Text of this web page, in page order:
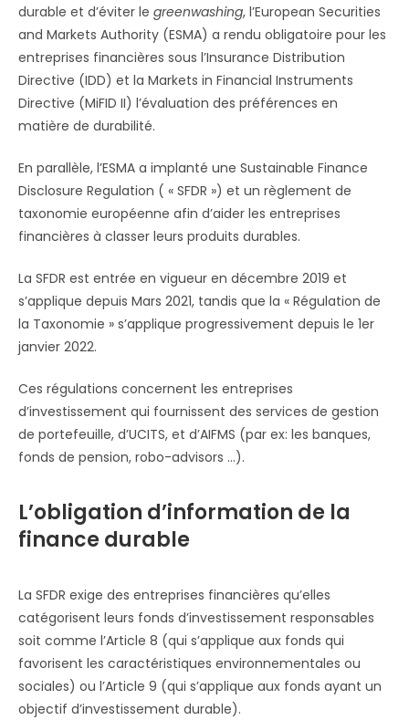
durable et d’éviter le greenwashing, l’European Securities
and Markets Authority (ESMA) a rendu obligatoire pour les
entreprises financières sous l’Insurance Distribution
Directive (IDD) et la Markets in Financial Instruments
Directive (MiFID II) l’évaluation des préférences en
matière de durabilité.
En parallèle, l’ESMA a implanté une Sustainable Finance
Disclosure Regulation ( « SFDR ») et un règlement de
taxonomie européenne afin d’aider les entreprises
financières à classer leurs produits durables.
La SFDR est entrée en vigueur en décembre 2019 et
s’applique depuis Mars 2021, tandis que la « Régulation de
la Taxonomie » s’applique progressivement depuis le 1er
janvier 2022.
Ces régulations concernent les entreprises
d’investissement qui fournissent des services de gestion
de portefeuille, d’UCITS, et d’AIFMS (par ex: les banques,
fonds de pension, robo-advisors …).
L’obligation d’information de la
finance durable
La SFDR exige des entreprises financières qu’elles
catégorisent leurs fonds d’investissement responsables
soit comme l’Article 8 (qui s’applique aux fonds qui
favorisent les caractéristiques environnementales ou
sociales) ou l’Article 9 (qui s’applique aux fonds ayant un
objectif d’investissement durable).